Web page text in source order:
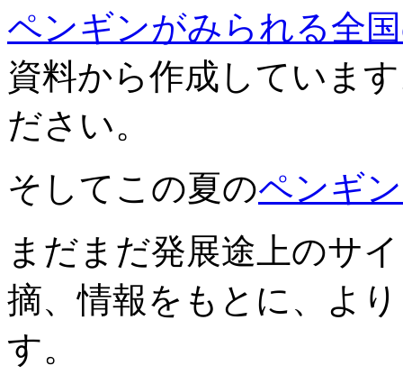
ペンギンがみられる全
資料から作成していま
ださい。
そしてこの夏のペンギ
まだまだ発展途上のサ
摘、情報をもとに、よ
す。